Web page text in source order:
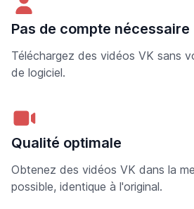
Pas de compte nécessaire
Téléchargez des vidéos VK sans
de logiciel.
Qualité optimale
Obtenez des vidéos VK dans la
possible, identique à l'original.